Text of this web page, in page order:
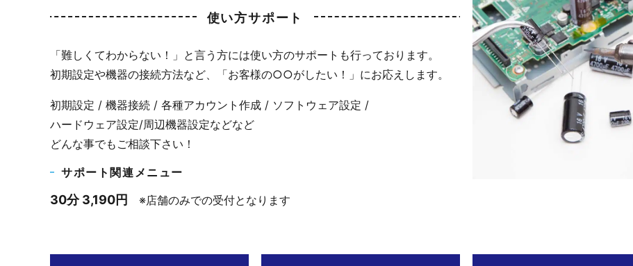
使い方サポート
「難しくてわからない！」と言う方には使い方のサポートも行っております。
初期設定や機器の接続方法など、「お客様の○○がしたい！」にお応えします。
初期設定 / 機器接続 / 各種アカウント作成 / ソフトウェア設定 /
ハードウェア設定/周辺機器設定などなど
どんな事でもご相談下さい！
サポート関連メニュー
30分 3,190円 ※店舗のみでの受付となります